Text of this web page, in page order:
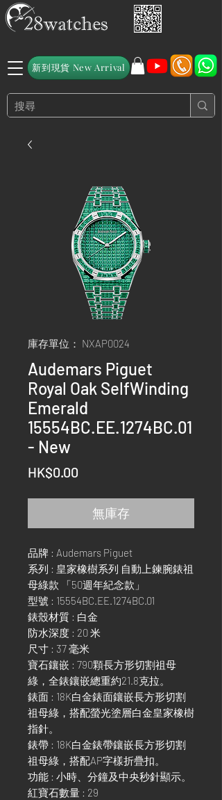
新到現貨 New Arrival
庫存單位： NXAP0024
Audemars Piguet
Royal Oak SelfWinding
Emerald
15554BC.EE.1274BC.01
- New
HK$0.00
無庫存
品牌 : Audemars Piguet
系列 : 皇家橡樹系列 自動上鍊腕錶祖
母綠款 「50週年紀念款」
型號 : 15554BC.EE.1274BC.01
錶殼材質 : 白金
防水深度 : 20 米
尺寸 : 37 毫米
寶石鑲嵌 : 790顆長方形切割祖母
綠，全錶鑲嵌總重約21.8克拉。
錶面 : 18K白金錶面鑲嵌長方形切割
祖母綠，搭配螢光塗層白金皇家橡樹
指針。
錶帶 : 18K白金錶帶鑲嵌長方形切割
祖母綠，搭配AP字樣折疊扣。
功能 : 小時、分鐘及中央秒針顯示。
紅寶石數量 : 29